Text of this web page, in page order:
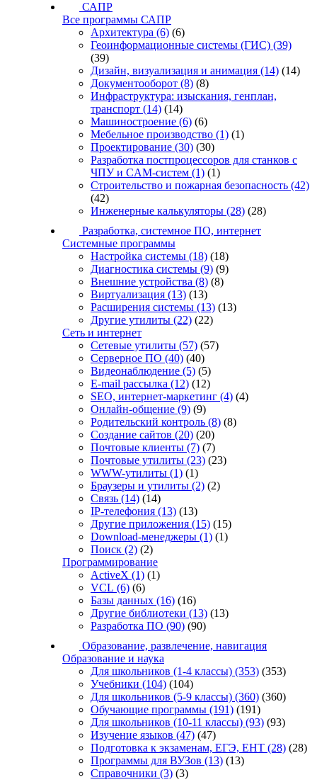
САПР
Все программы САПР
Архитектура (6) (6)
Геоинформационные системы (ГИС) (39)
(39)
Дизайн, визуализация и анимация (14) (14)
Документооборот (8) (8)
Инфраструктура: изыскания, генплан,
транспорт (14) (14)
Машиностроение (6) (6)
Мебельное производство (1) (1)
Проектирование (30) (30)
Разработка постпроцессоров для станков с
ЧПУ и CAM-систем (1) (1)
Строительство и пожарная безопасность (42)
(42)
Инженерные калькуляторы (28) (28)
Разработка, системное ПО, интернет
Системные программы
Настройка системы (18) (18)
Диагностика системы (9) (9)
Внешние устройства (8) (8)
Виртуализация (13) (13)
Расширения системы (13) (13)
Другие утилиты (22) (22)
Сеть и интернет
Сетевые утилиты (57) (57)
Серверное ПО (40) (40)
Видеонаблюдение (5) (5)
E-mail рассылка (12) (12)
SEO, интернет-маркетинг (4) (4)
Онлайн-общение (9) (9)
Родительский контроль (8) (8)
Создание сайтов (20) (20)
Почтовые клиенты (7) (7)
Почтовые утилиты (23) (23)
WWW-утилиты (1) (1)
Браузеры и утилиты (2) (2)
Связь (14) (14)
IP-телефония (13) (13)
Другие приложения (15) (15)
Download-менеджеры (1) (1)
Поиск (2) (2)
Программирование
ActiveX (1) (1)
VCL (6) (6)
Базы данных (16) (16)
Другие библиотеки (13) (13)
Разработка ПО (90) (90)
Образование, развлечение, навигация
Образование и наука
Для школьников (1-4 классы) (353) (353)
Учебники (104) (104)
Для школьников (5-9 классы) (360) (360)
Обучающие программы (191) (191)
Для школьников (10-11 классы) (93) (93)
Изучение языков (47) (47)
Подготовка к экзаменам, ЕГЭ, ЕНТ (28) (28)
Программы для ВУЗов (13) (13)
Справочники (3) (3)